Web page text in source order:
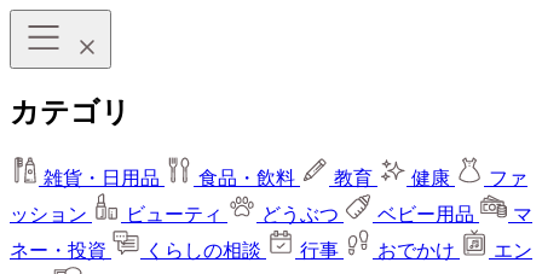
カテゴリ
雑貨・日用品 食品・飲料 教育 健康
ファ
ッション
ビューティ どうぶつ ベビー用品
マ
ネー・投資
くらしの相談 行事 おでかけ
エン